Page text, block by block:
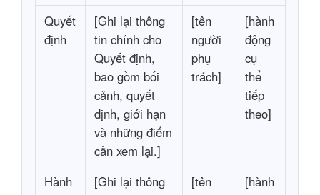
Quyết
định
[Ghi lại thông
tin chính cho
Quyết định,
bao gồm bối
cảnh, quyết
định, giới hạn
và những điểm
cần xem lại.]
[tên
người
phụ
trách]
[hành
động
cụ
thể
tiếp
theo]
Hành
[Ghi lại thông
[tên
[hành